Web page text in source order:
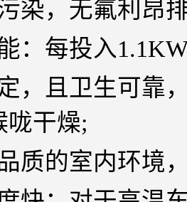
染，无氟利昂
：每投入
，且卫生可靠
咙干燥;
质的室内环境